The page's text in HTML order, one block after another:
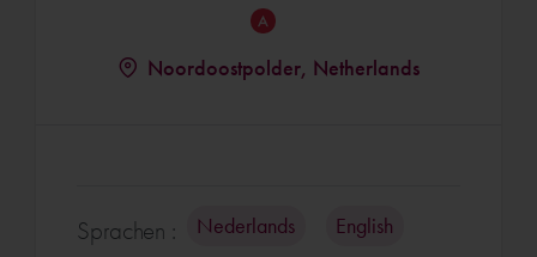
Noordoostpolder, Netherlands
Sprachen : Nederlands English